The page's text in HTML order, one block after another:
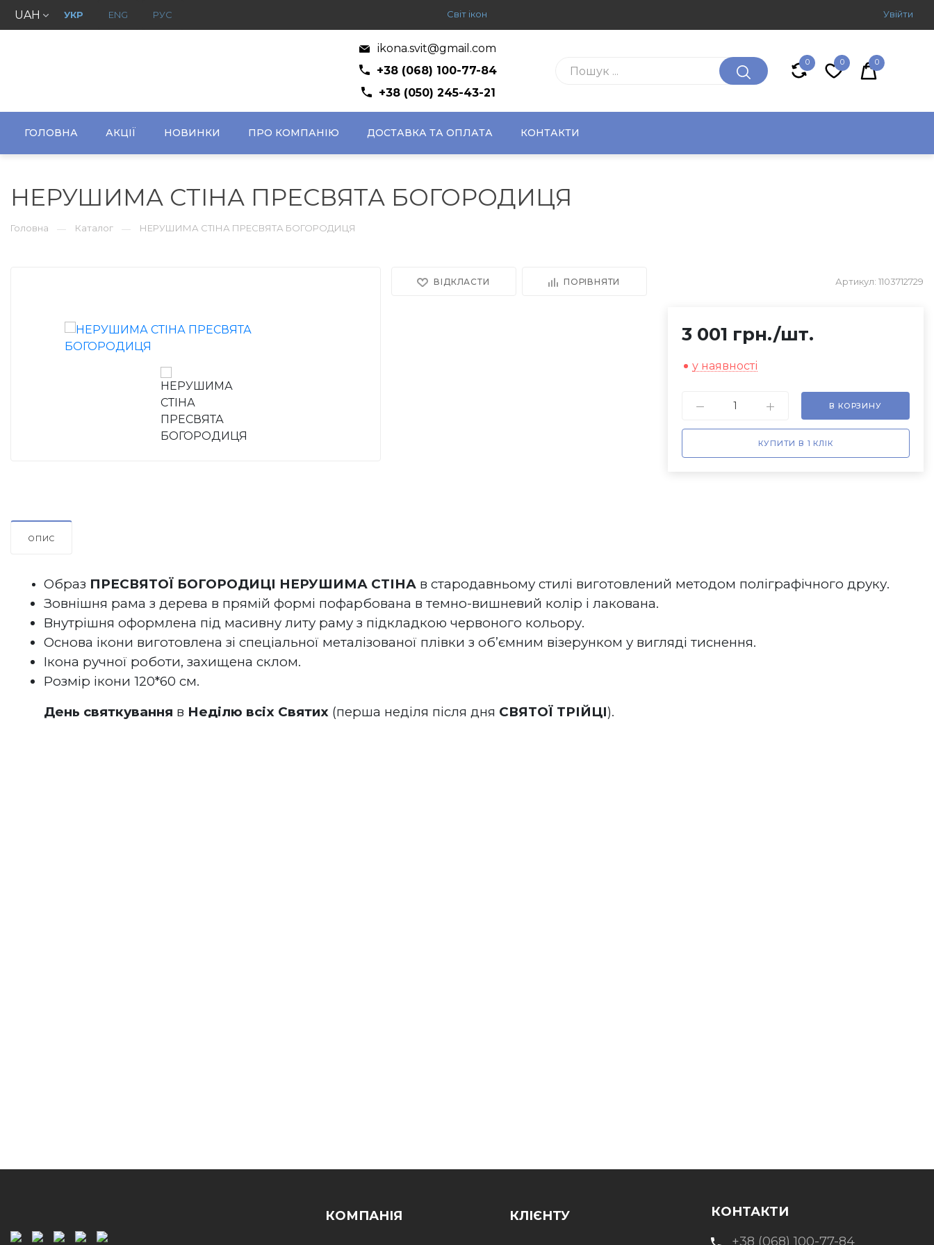
UAH УКР ENG РУС Світ ікон Увiйти
ikona.svit@gmail.com
+38 (068) 100-77-84
+38 (050) 245-43-21
0 0 0
ГОЛОВНА АКЦІЇ НОВИНКИ ПРО КОМПАНІЮ ДОСТАВКА ТА ОПЛАТА КОНТАКТИ
НЕРУШИМА СТІНА ПРЕСВЯТА БОГОРОДИЦЯ
Головна — Каталог — НЕРУШИМА СТІНА ПРЕСВЯТА БОГОРОДИЦЯ
ВІДКЛАСТИ ПОРІВНЯТИ Артикул: 1103712729
3 001 грн./шт.
у наявності
В КОРЗИНУ
КУПИТИ В 1 КЛІК
ОПИС
Образ ПРЕСВЯТОЇ БОГОРОДИЦІ НЕРУШИМА СТІНА в стародавньому стилі виготовлений методом поліграфічного друку.
Зовнішня рама з дерева в прямій формі пофарбована в темно-вишневий колір і лакована.
Внутрішня оформлена під масивну литу раму з підкладкою червоного кольору.
Основа ікони виготовлена зі спеціальної металізованої плівки з об’ємним візерунком у вигляді тиснення.
Ікона ручної роботи, захищена склом.
Розмір ікони 120*60 см.
День святкування в Неділю всіх Святих (перша неділя після дня СВЯТОЇ ТРІЙЦІ).
КОМПАНІЯ КЛІЄНТУ
КОНТАКТИ
+38 (068) 100-77-84